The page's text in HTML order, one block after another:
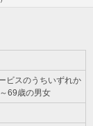
ビスのうちいずれか
69歳の男女